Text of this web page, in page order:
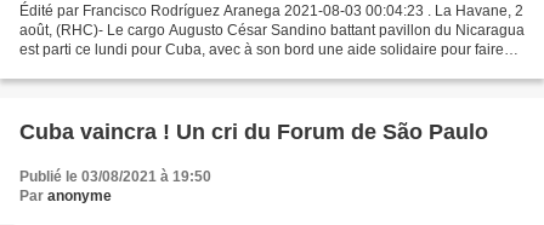
Édité par Francisco Rodríguez Aranega 2021-08-03 00:04:23 . La Havane, 2
août, (RHC)- Le cargo Augusto César Sandino battant pavillon du Nicaragua
est parti ce lundi pour Cuba, avec à son bord une aide solidaire pour faire
Cuba vaincra ! Un cri du Forum de São Paulo
Publié le 03/08/2021 à 19:50
Par anonyme